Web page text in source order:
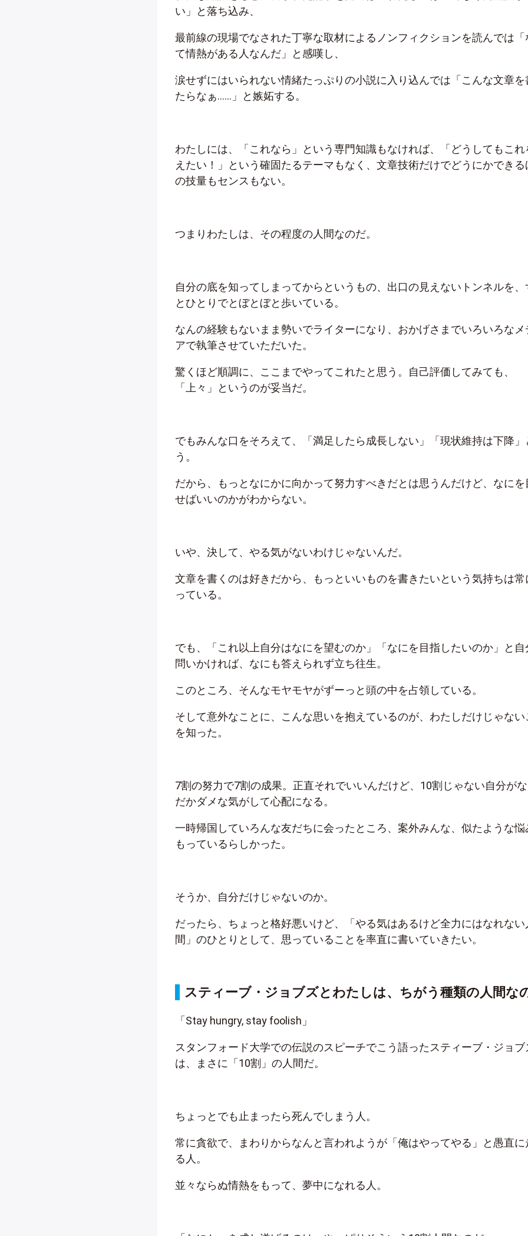
い」と落ち込み、
最前線の現場でなされた丁寧な取材によるノンフィクションを読んでは「
て情熱がある人なんだ」と感嘆し、
涙せずにはいられない情緒たっぷりの小説に入り込んでは「こんな文章を
たらなぁ……」と嫉妬する。
わたしには、「これなら」という専門知識もなければ、「どうしてもこれ
えたい！」という確固たるテーマもなく、文章技術だけでどうにかできる
の技量もセンスもない。
つまりわたしは、その程度の人間なのだ。
自分の底を知ってしまってからというもの、出口の見えないトンネルを、
とひとりでとぼとぼと歩いている。
なんの経験もないまま勢いでライターになり、おかげさまでいろいろなメ
アで執筆させていただいた。
驚くほど順調に、ここまでやってこれたと思う。自己評価してみても、
「上々」というのが妥当だ。
でもみんな口をそろえて、「満足したら成長しない」「現状維持は下降」
う。
だから、もっとなにかに向かって努力すべきだとは思うんだけど、なにを
せばいいのかがわからない。
いや、決して、やる気がないわけじゃないんだ。
文章を書くのは好きだから、もっといいものを書きたいという気持ちは常
っている。
でも、「これ以上自分はなにを望むのか」「なにを目指したいのか」と自
問いかければ、なにも答えられず立ち往生。
このところ、そんなモヤモヤがずーっと頭の中を占領している。
そして意外なことに、こんな思いを抱えているのが、わたしだけじゃない
を知った。
7割の努力で7割の成果。正直それでいいんだけど、10割じゃない自分が
だかダメな気がして心配になる。
一時帰国していろんな友だちに会ったところ、案外みんな、似たような悩
もっているらしかった。
そうか、自分だけじゃないのか。
だったら、ちょっと格好悪いけど、「やる気はあるけど全力にはなれない
間」のひとりとして、思っていることを率直に書いていきたい。
スティーブ・ジョブズとわたしは、ちがう種類の人間な
「Stay hungry, stay foolish」
スタンフォード大学での伝説のスピーチでこう語ったスティーブ・ジョブ
は、まさに「10割」の人間だ。
ちょっとでも止まったら死んでしまう人。
常に貪欲で、まわりからなんと言われようが「俺はやってやる」と愚直に
る人。
並々ならぬ情熱をもって、夢中になれる人。